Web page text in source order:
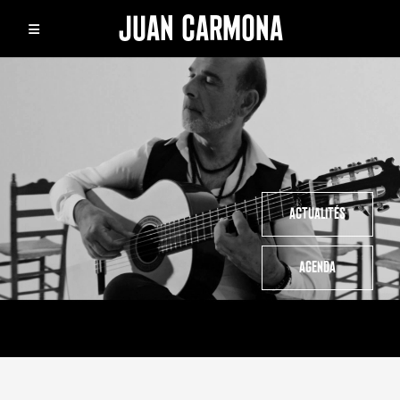
JUAN CARMONA
ACTUALITÉS
AGENDA